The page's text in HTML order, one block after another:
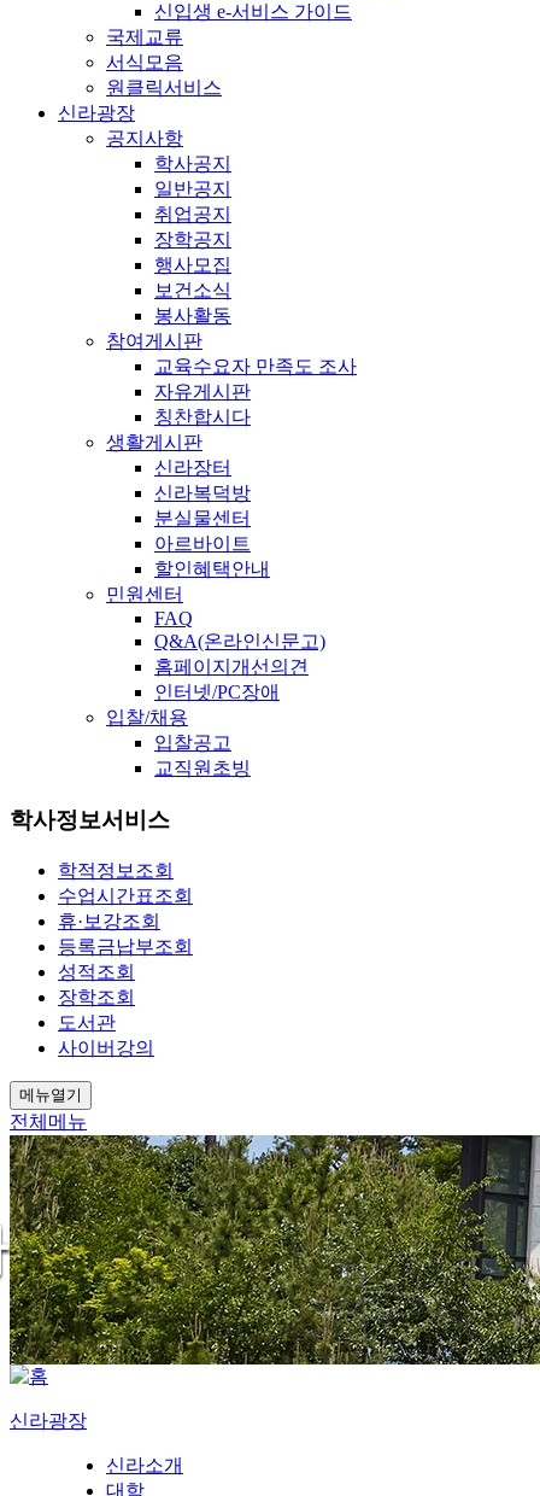
신입생 e-서비스 가이드
국제교류
서식모음
원클릭서비스
신라광장
공지사항
학사공지
일반공지
취업공지
장학공지
행사모집
보건소식
봉사활동
참여게시판
교육수요자 만족도 조사
자유게시판
칭찬합시다
생활게시판
신라장터
신라복덕방
분실물센터
아르바이트
할인혜택안내
민원센터
FAQ
Q&A(온라인신문고)
홈페이지개선의견
인터넷/PC장애
입찰/채용
입찰공고
교직원초빙
학사정보서비스
학적정보조회
수업시간표조회
휴·보강조회
등록금납부조회
성적조회
장학조회
도서관
사이버강의
메뉴열기
전체메뉴
신라광장
신라소개
대학